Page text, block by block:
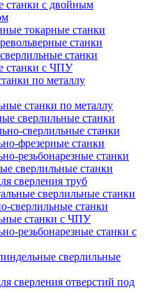
станки с двойным
токарные станки
станки
станки
станки с ЧПУ
по металлу
станки по металлу
сверлильные станки
сверлильные станки
фрезерные станки
резьбонарезные станки
сверлильные станки
сверления труб
сверлильные станки
сверлильные станки
станки с ЧПУ
резьбонарезные станки с
сверлильные
сверления отверстий под